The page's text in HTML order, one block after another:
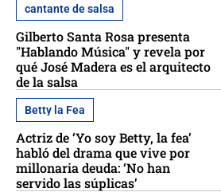
cantante de salsa
Gilberto Santa Rosa presenta
"Hablando Música" y revela por
qué José Madera es el arquitecto
de la salsa
Betty la Fea
Actriz de ‘Yo soy Betty, la fea’
habló del drama que vive por
millonaria deuda: ‘No han
servido las súplicas’